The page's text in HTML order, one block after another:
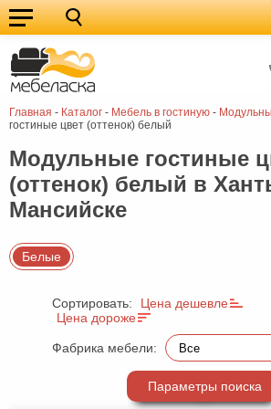
Главная - Каталог - Мебель в гостиную -
гостиные цвет (оттенок) белый
Кухонные
гарнитуры
Мебель
для
кухни
Мебель
для
спальни
Кровати
Шкафы
Диваны
Мягкая
мебель
Детская
гостиную
Модульные гостиные
(оттенок) белый в
Мансийске
Белые
Сортировать:
Цена дешевле
Цена дороже
Фабрика мебели:
Параметры поиска